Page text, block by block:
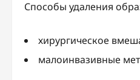
Способы удаления
хирургическое
малоинвазивные